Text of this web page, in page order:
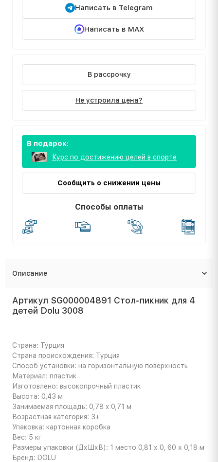
Написать в Telegram
Написать в MAX
В рассрочку
Не устроила цена?
В подарок:
Курс по достижению целей в спорте
Сообщить о снижении цены
Способы оплаты
Описание
Артикул SG000004891 Стол-пикник для 4
детей Dolu 3008
Страна: Турция
Страна происхождения: Турция
Способ установки: на горизонтальную поверхность
Материал: пластик
Изготовлено: высокопрочный пластик
Высота: 0,43 м
Занимаемая площадь: 0,78 x 0,71 м
Возрастная категория: 3+
Упаковка: картонная коробка
Вес: 5 кг
Размеры упаковки (ДхШхВ): 1 место 0,81 х 0, 60 х 0,18 м
Бренд: DOLU